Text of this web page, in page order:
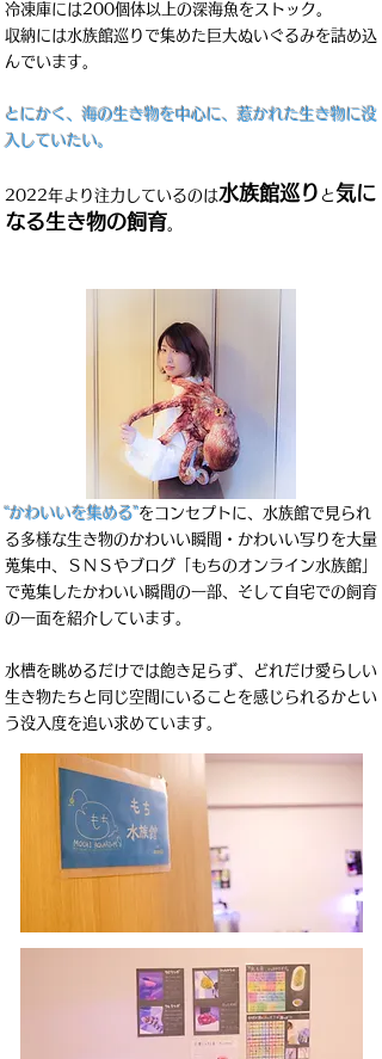
冷凍庫には200個体以上の深海魚をストック。
収納には水族館巡りで集めた巨大ぬいぐるみを詰め込
んでいます。
とにかく、海の生き物を中心に、惹かれた生き物に没
入していたい。
2022年より注力しているのは水族館巡り と気に
なる生き物の飼育。
“かわいいを集める”をコンセプトに、水族館で見られ
る多様な生き物のかわいい瞬間・かわいい写りを大量
蒐集中、ＳＮＳやブログ「もちのオンライン水族館」
で蒐集したかわいい瞬間の一部、そして自宅での飼育
の一面を紹介しています。
水槽を眺めるだけでは飽き足らず、どれだけ愛らしい
生き物たちと同じ空間にいることを感じられるかとい
う没入度を追い求めています。